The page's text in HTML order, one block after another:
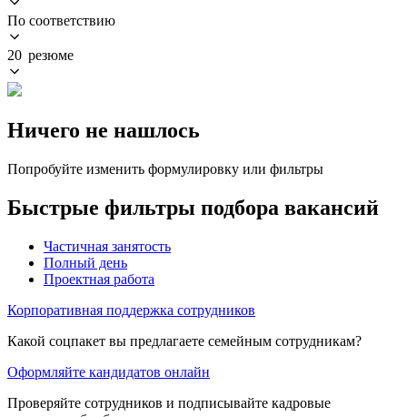
По соответствию
20 резюме
Ничего не нашлось
Попробуйте изменить формулировку или фильтры
Быстрые фильтры подбора вакансий
Частичная занятость
Полный день
Проектная работа
Корпоративная поддержка сотрудников
Какой соцпакет вы предлагаете семейным сотрудникам?
Оформляйте кандидатов онлайн
Проверяйте сотрудников и подписывайте кадровые